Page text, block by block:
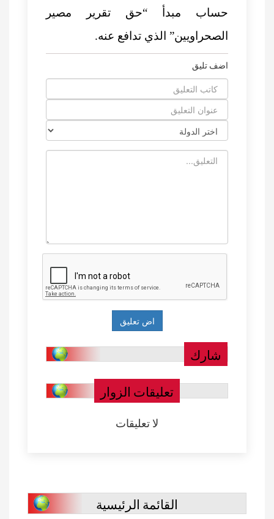
حساب مبدأ “حق تقرير مصير
الصحراويين” الذي تدافع عنه.
اضف تليق
شارك
تعليقات الزوار
لا تعليقات
القائمة الرئيسية